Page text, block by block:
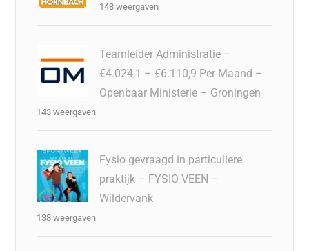
148 weergaven
Teamleider Administratie –
€4.024,1 – €6.110,9 Per Maand –
Openbaar Ministerie – Groningen
143 weergaven
Fysio gevraagd in particuliere
praktijk – FYSIO VEEN –
Wildervank
138 weergaven